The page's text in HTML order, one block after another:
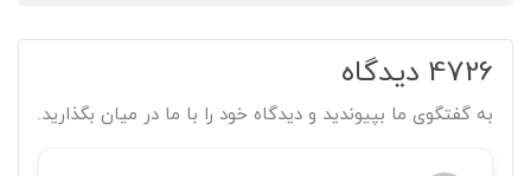
4726 دیدگاه
به گفتگوی ما بپیوندید و دیدگاه خود را با ما در میان بگذارید.